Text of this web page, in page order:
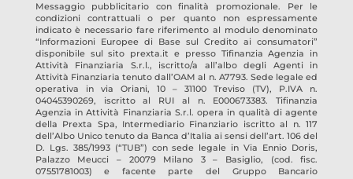
Messaggio pubblicitario con finalità promozionale. Per le
condizioni contrattuali o per quanto non espressamente
indicato è necessario fare riferimento al modulo denominato
“Informazioni Europee di Base sul Credito ai consumatori”
disponibile sul sito prexta.it e presso Tifinanzia Agenzia in
Attività Finanziaria S.r.l., iscritto/a all’albo degli Agenti in
Attività Finanziaria tenuto dall’OAM al n. A7793. Sede legale ed
operativa in via Oriani, 10 – 31100 Treviso (TV), P.IVA n.
04045390269, iscritto al RUI al n. E000673383.Tifinanzia
Agenzia in Attività Finanziaria S.r.l. opera in qualità di agente
della Prexta Spa, Intermediario Finanziario iscritto al n. 117
dell’Albo Unico tenuto da Banca d’Italia ai sensi dell’art. 106 del
D. Lgs. 385/1993 (“TUB”) con sede legale in Via Ennio Doris,
Palazzo Meucci – 20079 Milano 3 – Basiglio, (cod. fisc.
07551781003) e facente parte del Gruppo Bancario